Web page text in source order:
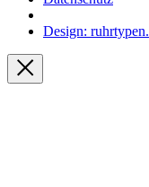
Design: ruhrtypen.